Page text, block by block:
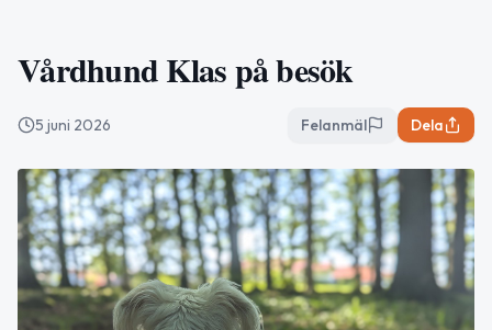
Vårdhund Klas på besök
5 juni 2026 Felanmäl Dela